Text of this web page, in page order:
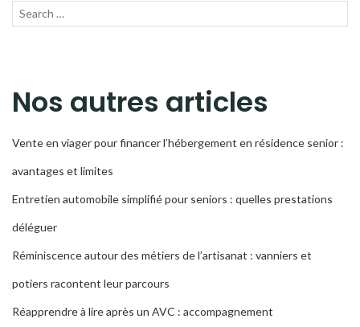
Recherche
Nos autres articles
Vente en viager pour financer l’hébergement en résidence senior :
avantages et limites
Entretien automobile simplifié pour seniors : quelles prestations
déléguer
Réminiscence autour des métiers de l’artisanat : vanniers et
potiers racontent leur parcours
Réapprendre à lire après un AVC : accompagnement